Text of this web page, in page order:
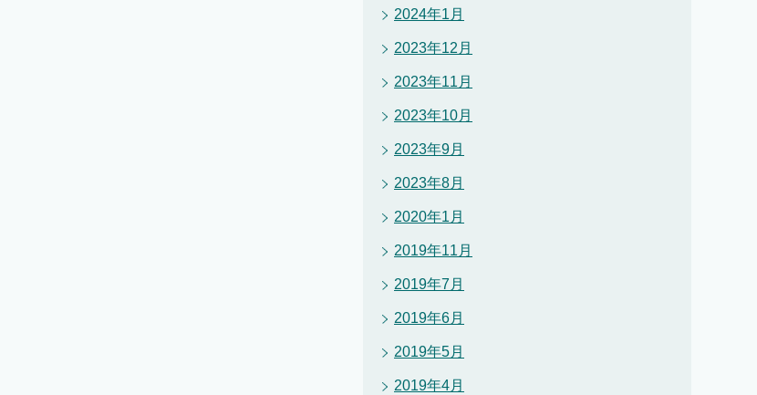
2024年1月
2023年12月
2023年11月
2023年10月
2023年9月
2023年8月
2020年1月
2019年11月
2019年7月
2019年6月
2019年5月
2019年4月